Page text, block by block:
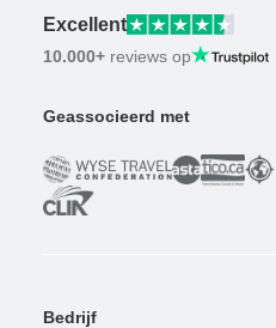
Excellent
10.000+ reviews op
Geassocieerd met
Bedrijf